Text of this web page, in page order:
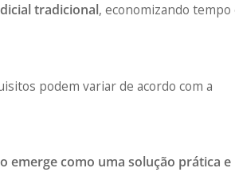
tradicional, economizando tempo
podem variar de acordo com a
emerge como uma solução prática e